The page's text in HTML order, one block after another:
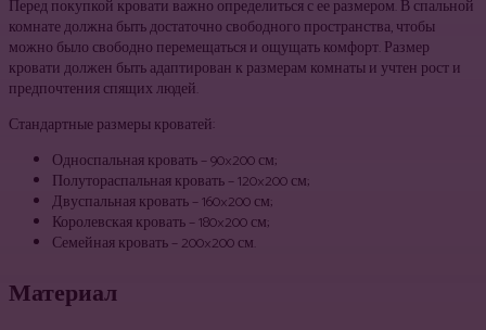
Перед покупкой кровати важно определиться с ее размером. В спальной
комнате должна быть достаточно свободного пространства, чтобы
можно было свободно перемещаться и ощущать комфорт. Размер
кровати должен быть адаптирован к размерам комнаты и учтен рост и
предпочтения спящих людей.
Стандартные размеры кроватей:
Односпальная кровать – 90×200 см;
Полутораспальная кровать – 120×200 см;
Двуспальная кровать – 160×200 см;
Королевская кровать – 180×200 см;
Семейная кровать – 200×200 см.
Материал